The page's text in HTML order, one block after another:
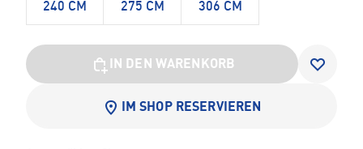
240 CM 275 CM 306 CM
IN DEN WARENKORB
IM SHOP RESERVIEREN